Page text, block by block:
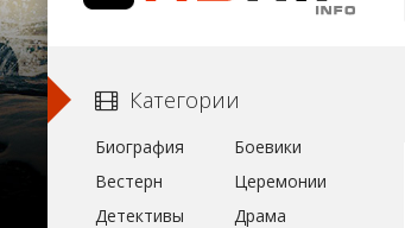
Категории
Биография
Боевики
Вестерн
Церемонии
Детективы
Драма